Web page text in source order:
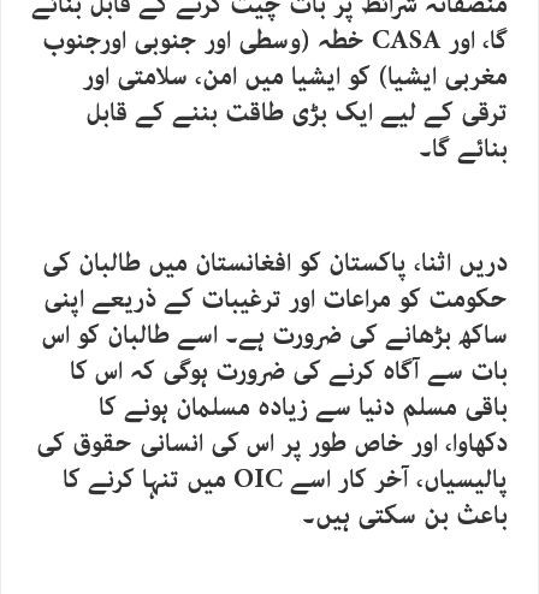
گا، اور CASA خطہ (وسطی اور جنوبی اورجنوب
مغربی ایشیا) کو ایشیا میں امن، سلامتی اور
ترقی کے لیے ایک بڑی طاقت بننے کے قابل
بنائے گا۔
دریں اثنا، پاکستان کو افغانستان میں طالبان کی
حکومت کو مراعات اور ترغیبات کے ذریعے اپنی
ساکھ بڑھانے کی ضرورت ہے۔ اسے طالبان کو اس
بات سے آگاہ کرنے کی ضرورت ہوگی کہ اس کا
باقی مسلم دنیا سے زیادہ مسلمان ہونے کا
دکھاوا، اور خاص طور پر اس کی انسانی حقوق کی
پالیسیاں، آخر کار اسے OIC میں تنہا کرنے کا
باعث بن سکتی ہیں۔